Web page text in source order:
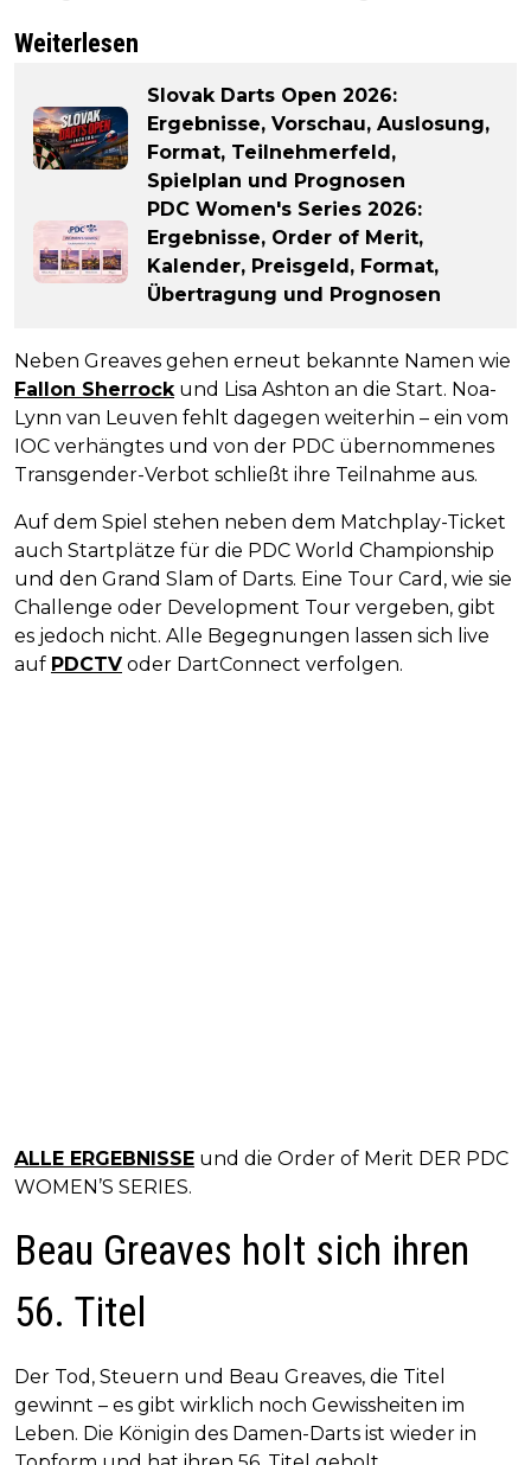
Weiterlesen
Slovak Darts Open 2026:
Ergebnisse, Vorschau, Auslosung,
Format, Teilnehmerfeld,
Spielplan und Prognosen
PDC Women's Series 2026:
Ergebnisse, Order of Merit,
Kalender, Preisgeld, Format,
Übertragung und Prognosen
Neben Greaves gehen erneut bekannte Namen wie
Fallon Sherrock und Lisa Ashton an die Start. Noa-
Lynn van Leuven fehlt dagegen weiterhin – ein vom
IOC verhängtes und von der PDC übernommenes
Transgender-Verbot schließt ihre Teilnahme aus.
Auf dem Spiel stehen neben dem Matchplay-Ticket
auch Startplätze für die PDC World Championship
und den Grand Slam of Darts. Eine Tour Card, wie sie
Challenge oder Development Tour vergeben, gibt
es jedoch nicht. Alle Begegnungen lassen sich live
auf PDCTV oder DartConnect verfolgen.
ALLE ERGEBNISSE und die Order of Merit DER PDC
WOMEN’S SERIES.
Beau Greaves holt sich ihren
56. Titel
Der Tod, Steuern und Beau Greaves, die Titel
gewinnt – es gibt wirklich noch Gewissheiten im
Leben. Die Königin des Damen-Darts ist wieder in